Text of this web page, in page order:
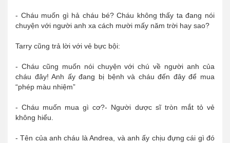
- Cháu muốn gì hả cháu bé? Cháu không thấy ta đang nói
chuyện với người anh xa cách mười mấy năm trời hay sao?
Tarry cũng trả lời với vẻ bực bội:
- Cháu cũng muốn nói chuyện với chú về người anh của
cháu đây! Anh ấy đang bị bệnh và cháu đến đây để mua
“phép màu nhiệm”
- Cháu muốn mua gì cơ?- Người dược sĩ tròn mắt tỏ vẻ
không hiểu.
- Tên của anh cháu là Andrea, và anh ấy chịu đựng cái gì đó